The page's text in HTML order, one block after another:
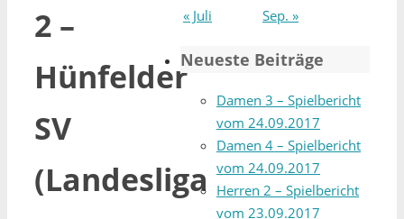
2 –
Hünfelder
SV
(Landesliga
« Juli
Sep. »
Neueste Beiträge
Damen 3 – Spielbericht
vom 24.09.2017
Damen 4 – Spielbericht
vom 24.09.2017
Herren 2 – Spielbericht
vom 23.09.2017